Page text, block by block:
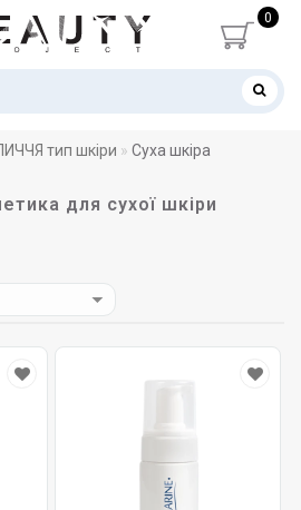
0
тип шкіри Суха шкіра
для сухої шкіри